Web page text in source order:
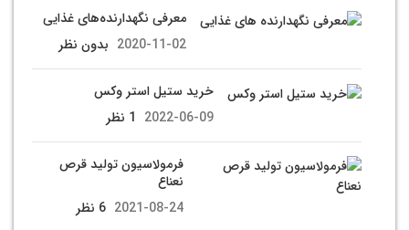
معرفی نگهدارنده‌های غذایی
2020-11-02 بدون نظر
خرید ستیل استر وکس
2022-06-09 1 نظر
فرمولاسیون تولید قرص
نعناع
2021-08-24 6 نظر